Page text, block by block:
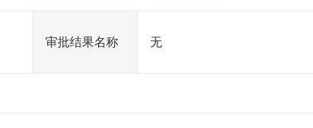
审批结果名称 无